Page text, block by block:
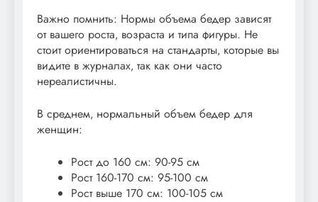
Важно помнить: Нормы объема бедер зависят
от вашего роста‚ возраста и типа фигуры. Не
стоит ориентироваться на стандарты‚ которые вы
видите в журналах‚ так как они часто
нереалистичны.
В среднем‚ нормальный объем бедер для
женщин:
Рост до 160 см: 90-95 см
Рост 160-170 см: 95-100 см
Рост выше 170 см: 100-105 см